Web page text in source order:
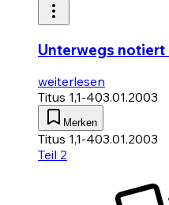
Unterwegs notiert
weiterlesen
Titus 1,1-403.01.2003
Merken
Titus 1,1-403.01.2003
Teil 2